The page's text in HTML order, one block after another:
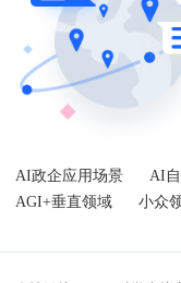
AI政企应用场景 AI
AGI+垂直领域
小众